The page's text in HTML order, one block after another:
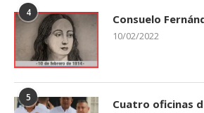
4 Consuelo
10/02/2022
5
Cuatro oficinas